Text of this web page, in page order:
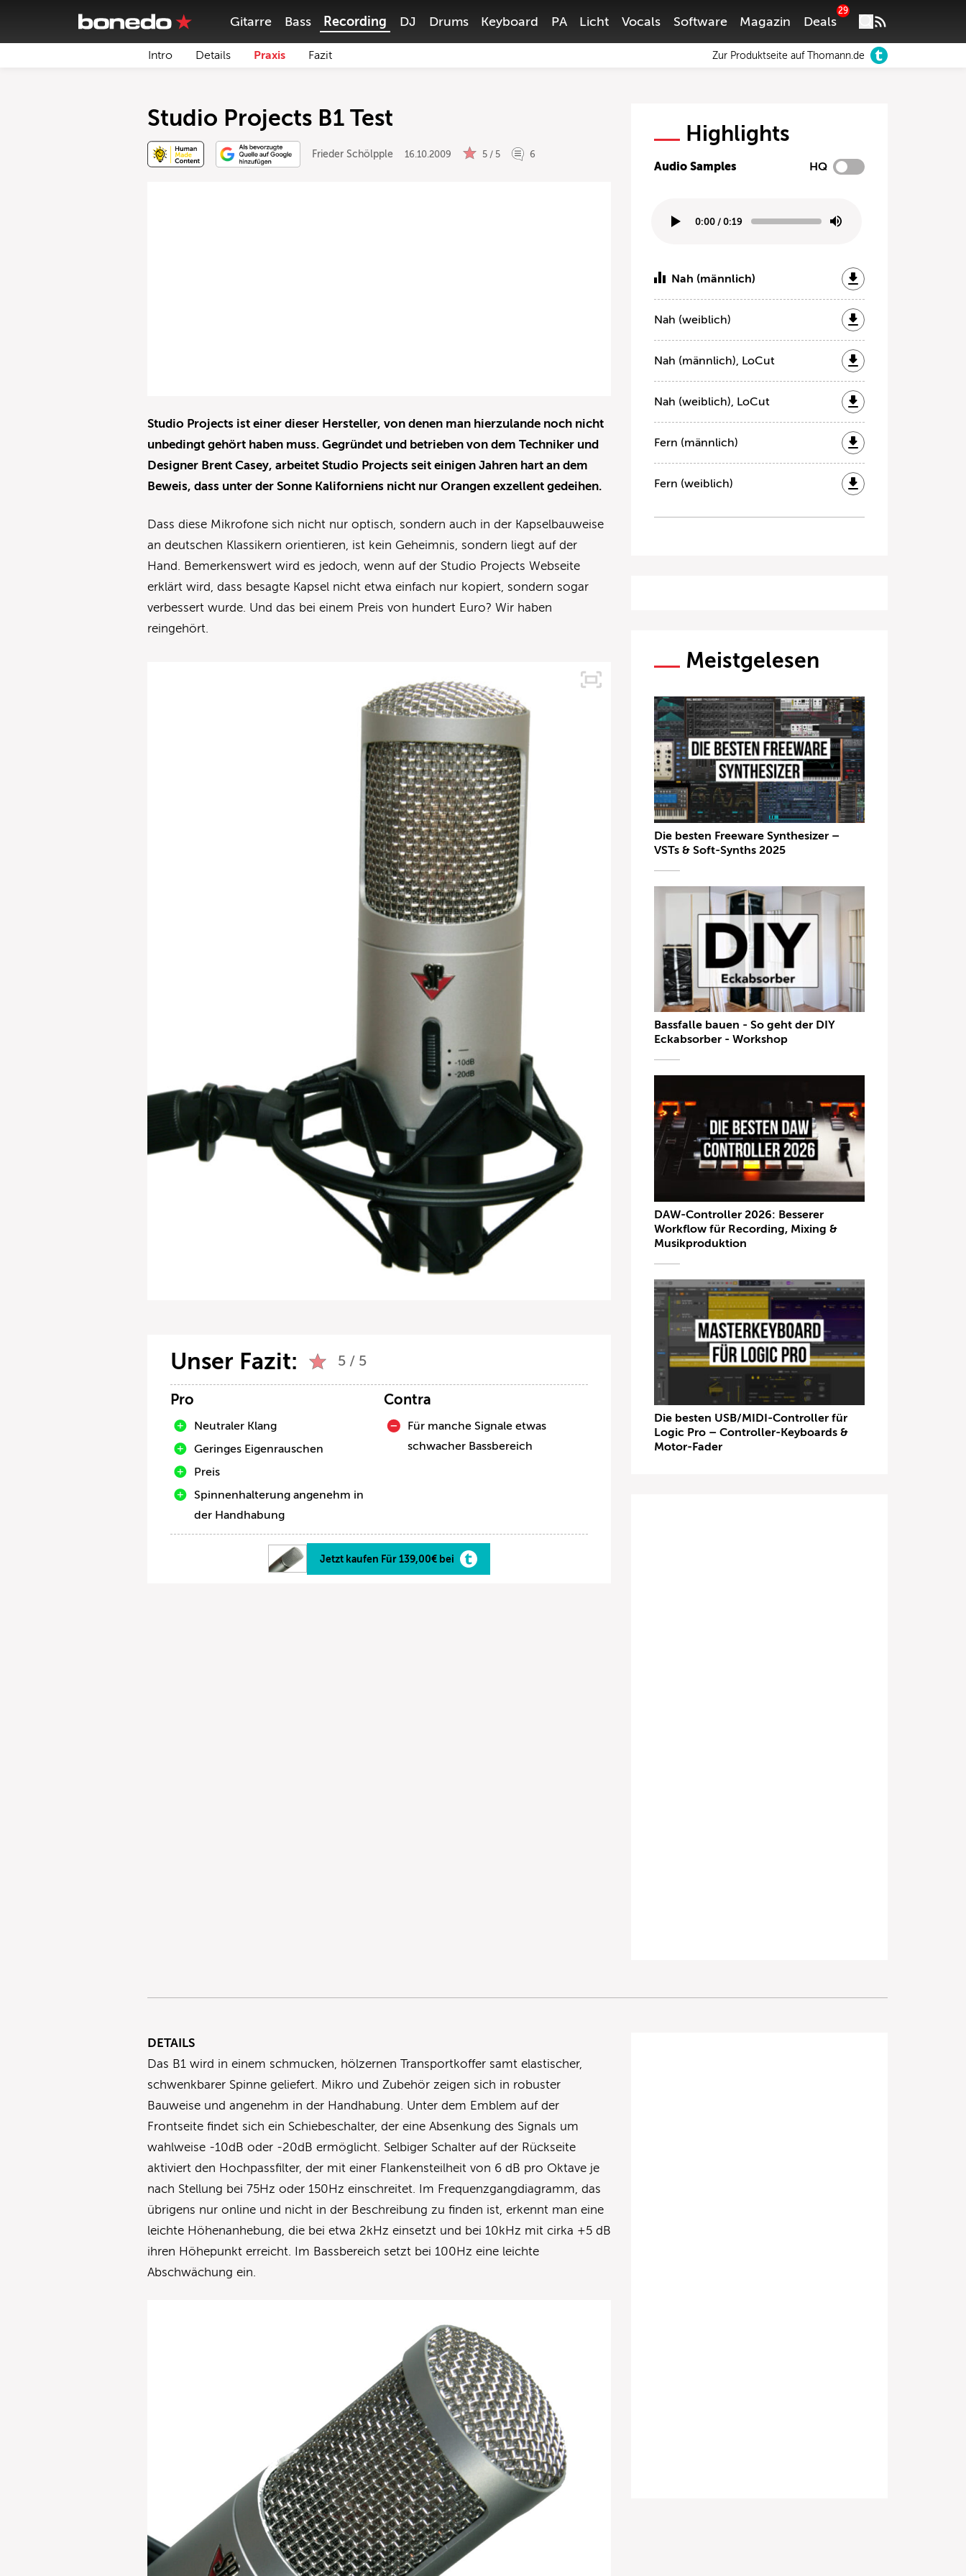
Gitarre Bass Recording DJ Drums Keyboard PA Licht Vocals Software Magazin Deals
29
Intro Details Praxis Fazit Zur Produktseite auf Thomann.de
Studio Projects B1 Test
Frieder Schölpple 16.10.2009 5 / 5 6
Studio Projects ist einer dieser Hersteller, von denen man hierzulande noch nicht
unbedingt gehört haben muss. Gegründet und betrieben von dem Techniker und
Designer Brent Casey, arbeitet Studio Projects seit einigen Jahren hart an dem
Beweis, dass unter der Sonne Kaliforniens nicht nur Orangen exzellent gedeihen.
Dass diese Mikrofone sich nicht nur optisch, sondern auch in der Kapselbauweise
an deutschen Klassikern orientieren, ist kein Geheimnis, sondern liegt auf der
Hand. Bemerkenswert wird es jedoch, wenn auf der Studio Projects Webseite
erklärt wird, dass besagte Kapsel nicht etwa einfach nur kopiert, sondern sogar
verbessert wurde. Und das bei einem Preis von hundert Euro? Wir haben
reingehört.
Unser Fazit: 5 / 5
Pro
Neutraler Klang
Geringes Eigenrauschen
Preis
Spinnenhalterung angenehm in
der Handhabung
Contra
Für manche Signale etwas
schwacher Bassbereich
Jetzt kaufen Für 139,00€ bei
Highlights
Audio Samples HQ
0:00 / 0:19
Nah (männlich)
Nah (weiblich)
Nah (männlich), LoCut
Nah (weiblich), LoCut
Fern (männlich)
Fern (weiblich)
Meistgelesen
Die besten Freeware Synthesizer –
VSTs & Soft-Synths 2025
Bassfalle bauen - So geht der DIY
Eckabsorber - Workshop
DAW-Controller 2026: Besserer
Workflow für Recording, Mixing &
Musikproduktion
Die besten USB/MIDI-Controller für
Logic Pro – Controller-Keyboards &
Motor-Fader
DETAILS
Das B1 wird in einem schmucken, hölzernen Transportkoffer samt elastischer,
schwenkbarer Spinne geliefert. Mikro und Zubehör zeigen sich in robuster
Bauweise und angenehm in der Handhabung. Unter dem Emblem auf der
Frontseite findet sich ein Schiebeschalter, der eine Absenkung des Signals um
wahlweise -10dB oder -20dB ermöglicht. Selbiger Schalter auf der Rückseite
aktiviert den Hochpassfilter, der mit einer Flankensteilheit von 6 dB pro Oktave je
nach Stellung bei 75Hz oder 150Hz einschreitet. Im Frequenzgangdiagramm, das
übrigens nur online und nicht in der Beschreibung zu finden ist, erkennt man eine
leichte Höhenanhebung, die bei etwa 2kHz einsetzt und bei 10kHz mit cirka +5 dB
ihren Höhepunkt erreicht. Im Bassbereich setzt bei 100Hz eine leichte
Abschwächung ein.